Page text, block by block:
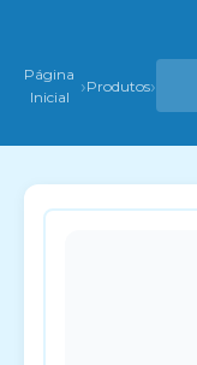
Página
Inicial
›Produtos›